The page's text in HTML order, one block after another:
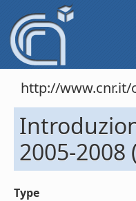
http://
2005-
Type